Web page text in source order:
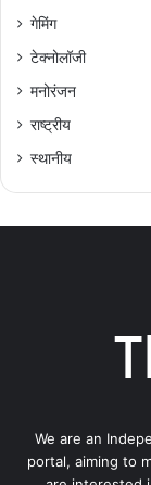
गेमिंग
टेक्नोलॉजी
मनोरंजन
राष्ट्रीय
स्थानीय
We are an
portal, aiming to